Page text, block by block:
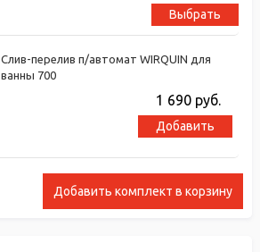
Добавить комплект в корзину
Выбрать
Слив-перелив п/автомат WIRQUIN для
ванны 700
1 690руб.
Добавить